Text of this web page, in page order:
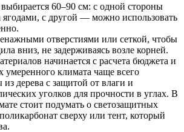
60–90 см: с одной стороны
ягодами, с другой — можно использовать
отверстиями или сеткой, чтобы
вниз, не задерживаясь возле корней.
начинается с расчета бюджета и
умеренного климата чаще всего
из дерева с защитой от влаги и
уголков для прочности в углах. В
стоит подумать о светозащитных
сверху или тент, который